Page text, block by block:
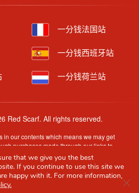
一分钱法国站
一分钱西班牙站
一分钱荷兰站
Red Scarf. All rights reserved.
in our contents which means we may get
purchases made through our links to
retailer sites.
users, brands or merchants. Some
generated by AI and is provided for
and availability may change without prior
that we give you the best
If you continue to use this site we
happy with it. For more information,